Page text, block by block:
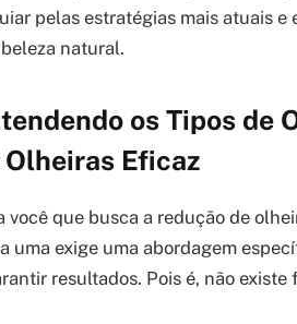
pelas estratégias mais atuais e
natural.
os Tipos de
Olheiras Eficaz
você que busca a redução de
uma exige uma abordagem
resultados. Pois é, não